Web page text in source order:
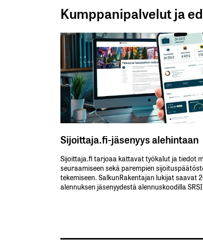
Kumppanipalvelut ja
Sijoittaja.fi-jäsenyys alehintaan
Sijoittaja.fi tarjoaa kattavat työkalut ja tiedot
seuraamiseen sekä parempien
tekemiseen. SalkunRakentajan lukijat saavat
alennuksen jäsenyydestä alennuskoodilla